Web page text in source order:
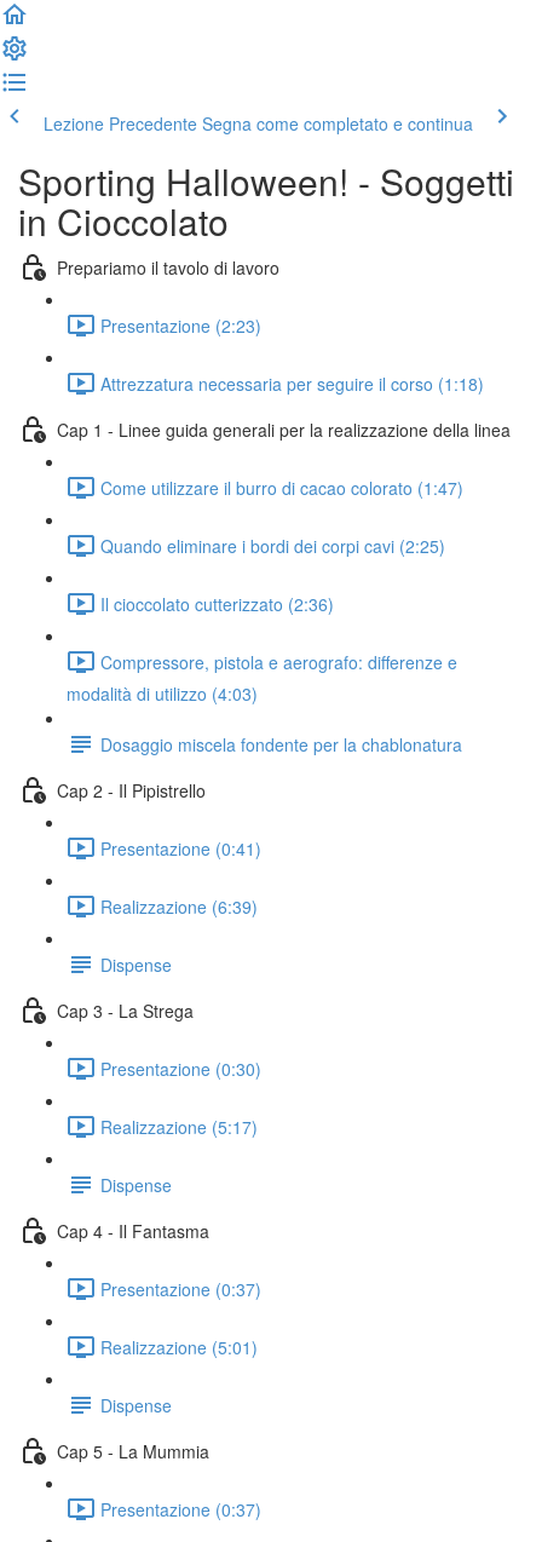
Lezione Precedente Segna come completato e continua
Sporting Halloween! - Soggetti
in Cioccolato
Prepariamo il tavolo di lavoro
Presentazione (2:23)
Attrezzatura necessaria per seguire il corso (1:18)
Cap 1 - Linee guida generali per la realizzazione della linea
Come utilizzare il burro di cacao colorato (1:47)
Quando eliminare i bordi dei corpi cavi (2:25)
Il cioccolato cutterizzato (2:36)
Compressore, pistola e aerografo: differenze e
modalità di utilizzo (4:03)
Dosaggio miscela fondente per la chablonatura
Cap 2 - Il Pipistrello
Presentazione (0:41)
Realizzazione (6:39)
Dispense
Cap 3 - La Strega
Presentazione (0:30)
Realizzazione (5:17)
Dispense
Cap 4 - Il Fantasma
Presentazione (0:37)
Realizzazione (5:01)
Dispense
Cap 5 - La Mummia
Presentazione (0:37)